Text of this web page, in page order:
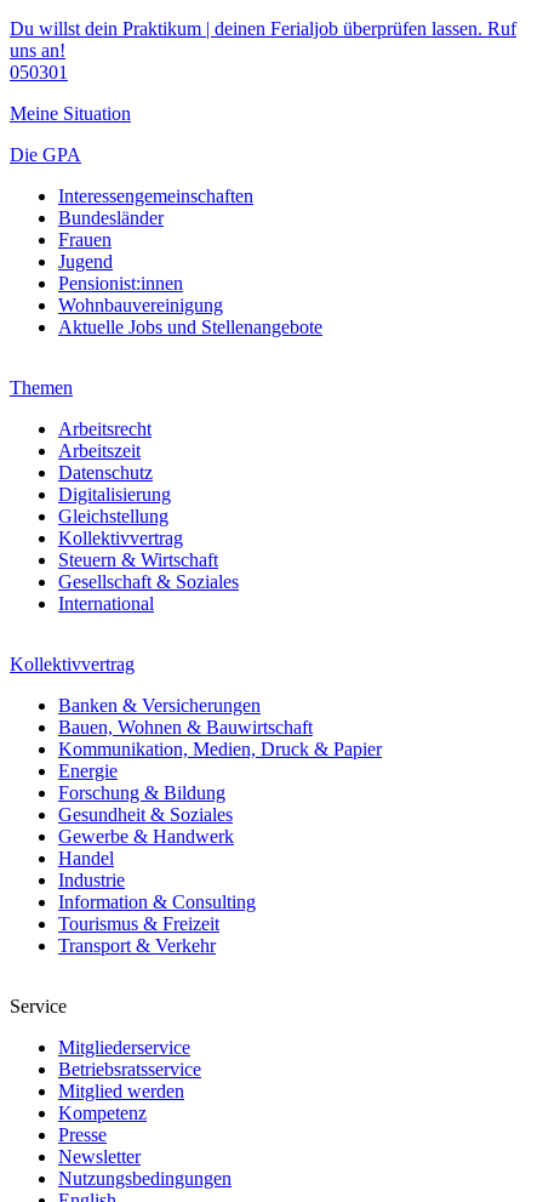
Du willst dein Praktikum | deinen Ferialjob überprüfen lassen. Ruf
uns an!
050301
Meine Situation
Die GPA
Interessengemeinschaften
Bundesländer
Frauen
Jugend
Pensionist:innen
Wohnbauvereinigung
Aktuelle Jobs und Stellenangebote
Themen
Arbeitsrecht
Arbeitszeit
Datenschutz
Digitalisierung
Gleichstellung
Kollektivvertrag
Steuern & Wirtschaft
Gesellschaft & Soziales
International
Kollektivvertrag
Banken & Versicherungen
Bauen, Wohnen & Bauwirtschaft
Kommunikation, Medien, Druck & Papier
Energie
Forschung & Bildung
Gesundheit & Soziales
Gewerbe & Handwerk
Handel
Industrie
Information & Consulting
Tourismus & Freizeit
Transport & Verkehr
Service
Mitgliederservice
Betriebsratsservice
Mitglied werden
Kompetenz
Presse
Newsletter
Nutzungsbedingungen